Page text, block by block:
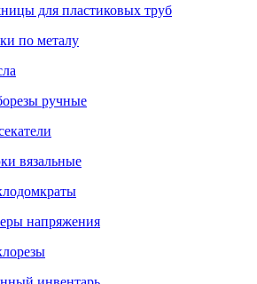
для пластиковых труб
по металу
ручные
вязальные
напряжения